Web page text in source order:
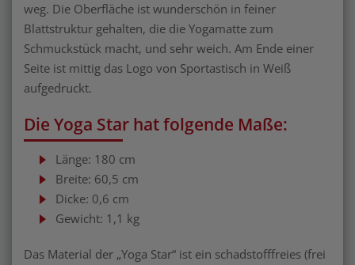
weg. Die Oberfläche ist wunderschön in feiner
Blattstruktur gehalten, die die Yogamatte zum
Schmuckstück macht, und sehr weich. Am Ende einer
Seite ist mittig das Logo von Sportastisch in Weiß
aufgedruckt.
Die Yoga Star hat folgende Maße:
Länge: 180 cm
Breite: 60,5 cm
Dicke: 0,6 cm
Gewicht: 1,1 kg
Das Material der „Yoga Star“ ist ein schadstofffreies (frei